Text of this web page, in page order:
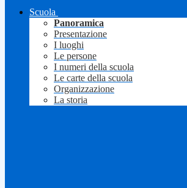
Scuola
Panoramica
Presentazione
I luoghi
Le persone
I numeri della scuola
Le carte della scuola
Organizzazione
La storia